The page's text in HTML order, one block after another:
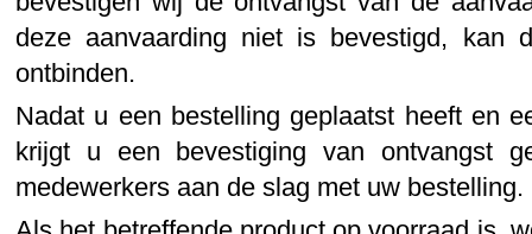
deze aanvaarding niet is bevestigd, kan
ontbinden.
Nadat u een bestelling geplaatst heeft en
krijgt u een bevestiging van ontvangst
medewerkers aan de slag met uw bestelling.